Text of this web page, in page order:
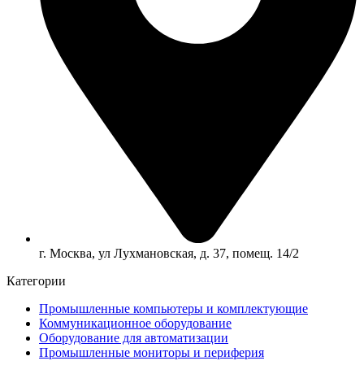
г. Москва, ул Лухмановская, д. 37, помещ. 14/2
Категории
Промышленные компьютеры и комплектующие
Коммуникационное оборудование
Оборудование для автоматизации
Промышленные мониторы и периферия